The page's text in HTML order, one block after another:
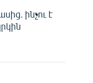
ինչու է